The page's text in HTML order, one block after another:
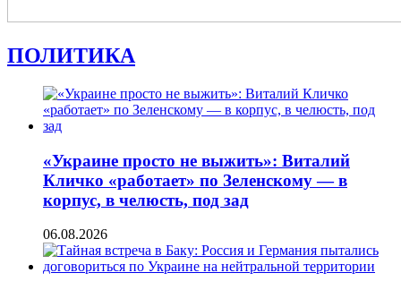
ПОЛИТИКА
«Украине просто не выжить»: Виталий
Кличко «работает» по Зеленскому — в
корпус, в челюсть, под зад
06.08.2026